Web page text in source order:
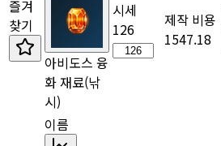
즐겨
찾기
아비도스 융
화 재료(낚
시)
시세
126
제작 비용
1547.18
이름